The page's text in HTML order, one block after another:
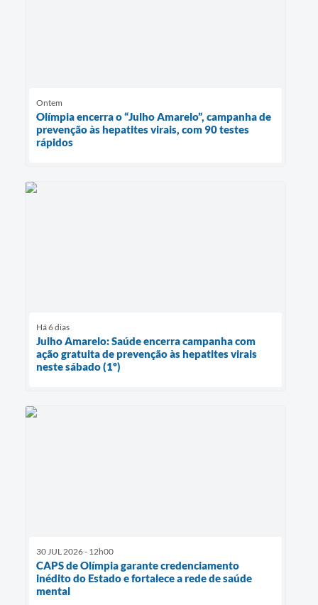
Ontem
Olímpia encerra o “Julho Amarelo”, campanha de
prevenção às hepatites virais, com 90 testes
rápidos
Há 6 dias
Julho Amarelo: Saúde encerra campanha com
ação gratuita de prevenção às hepatites virais
neste sábado (1º)
30 JUL 2026 - 12h00
CAPS de Olímpia garante credenciamento
inédito do Estado e fortalece a rede de saúde
mental